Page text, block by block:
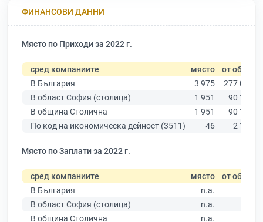
ФИНАНСОВИ ДАННИ
Място по Приходи за 2022 г.
сред компаниите място от общо
В България
3 975
277 019
В област София (столица)
1 951
90 178
В община Столична
1 951
90 178
По код на икономическа дейност (3511)
46 2 178
Място по Заплати за 2022 г.
сред компаниите място от общо
В България
n.a.
В област София (столица)
n.a.
В община Столична
n.a.